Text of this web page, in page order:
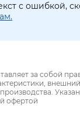
с ошибкой,
за собой
офертой